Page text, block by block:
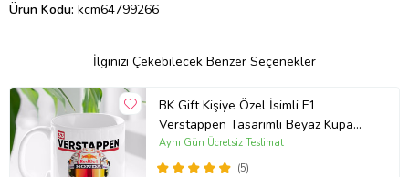
Ürün Kodu: kcm64799266
İlginizi Çekebilecek Benzer Seçenekler
BK Gift Kişiye Özel İsimli F1
Verstappen Tasarımlı Beyaz Kupa
Bardak-1
(5)
Aynı Gün Ücretsiz Teslimat